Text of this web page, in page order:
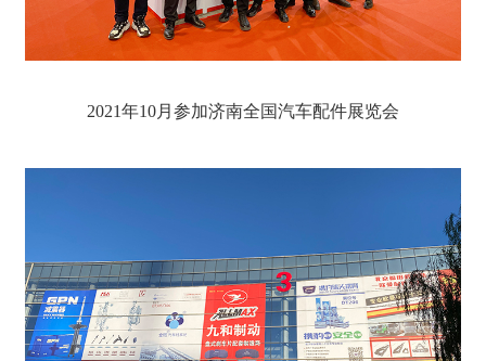
2021年10月参加济南全国汽车配件展览会